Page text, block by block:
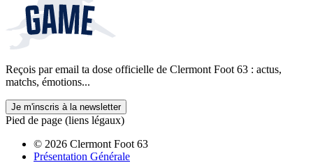
Reçois par email ta dose officielle de Clermont Foot 63 : actus,
matchs, émotions...
Je m'inscris à la newsletter
Pied de page (liens légaux)
© 2026 Clermont Foot 63
Présentation Générale